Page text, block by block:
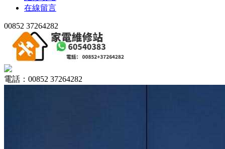
在線留言
00852 37264282
電話：00852 37264282